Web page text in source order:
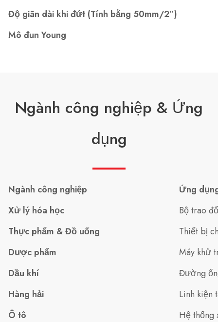
Độ giãn dài khi đứt (Tính bằng 50mm/2”)
Mô đun Young
Ngành công nghiệp & Ứng
dụng
Ngành công nghiệp
Ứng
Xử lý hóa học
Bộ trao
Thực phẩm & Đồ uống
Thiết bị
Dược phẩm
Máy khử
Dầu khí
Đường
Hàng hải
Linh kiện
Ô tô
Hệ thống